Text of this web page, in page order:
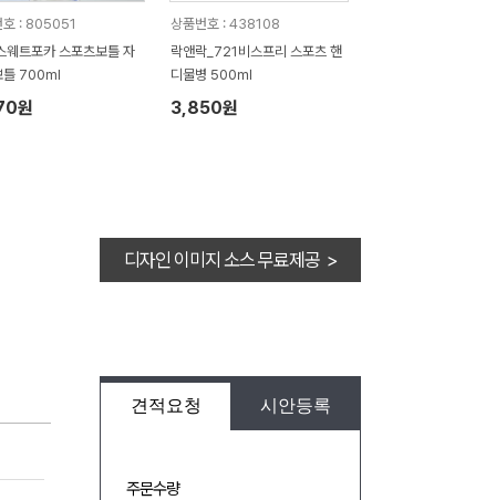
호 : 805051
웨트포카 스포츠보틀 자
틀 700ml
원
상품번호 : 438108
락앤락_721비스프리 스포츠 핸
디물병 500㎖
3,850원
디자인 이미지 소스 무료제공 >
견적요청 시안등록
주문수량